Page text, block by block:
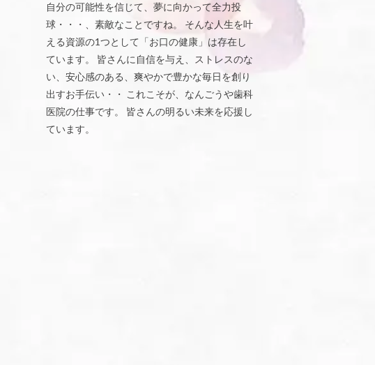
自分の可能性を信じて、夢に向かって全力投
球・・・、素敵なことですね。 そんな人生を叶
える資源の1つとして「お口の健康」は存在し
ています。 皆さんに自信を与え、ストレスのな
い、安心感のある、爽やかで豊かな毎日を創り
出すお手伝い・・ これこそが、なんごうや歯科
医院の仕事です。 皆さんの明るい未来を応援し
ています。